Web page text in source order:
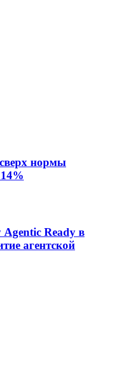
нормы
Agentic Ready в
агентской